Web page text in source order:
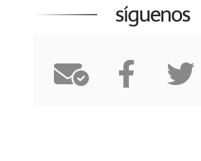
síguenos